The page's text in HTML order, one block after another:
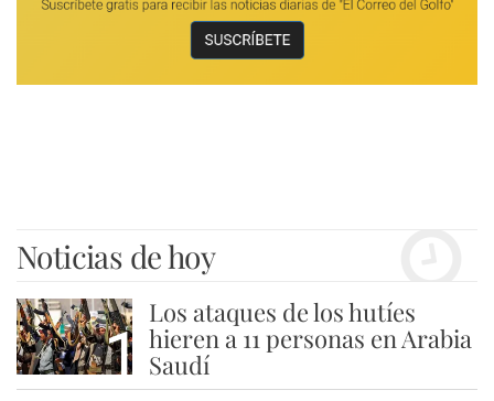
Noticias de hoy
1
Los ataques de los hutíes
hieren a 11 personas en Arabia
Saudí